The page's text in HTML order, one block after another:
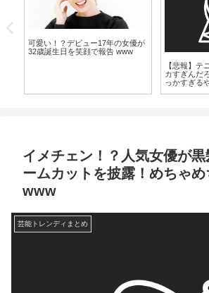
可愛い！？デビュー17年の女優が
32歳誕生日を笑顔で報告 www
【悲報】テ
カすぎんだ
っかすぎる
イメチェン！？人気女優が
ームカットを披露！めちゃ
www
芸能トレンディまとめ